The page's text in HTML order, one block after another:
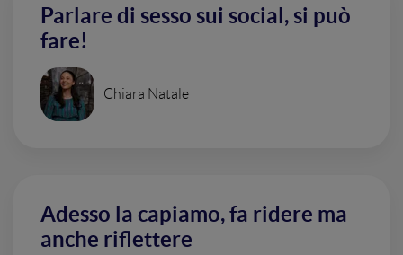
Parlare di sesso sui social, si può
fare!
Chiara Natale
Adesso la capiamo, fa ridere ma
anche riflettere